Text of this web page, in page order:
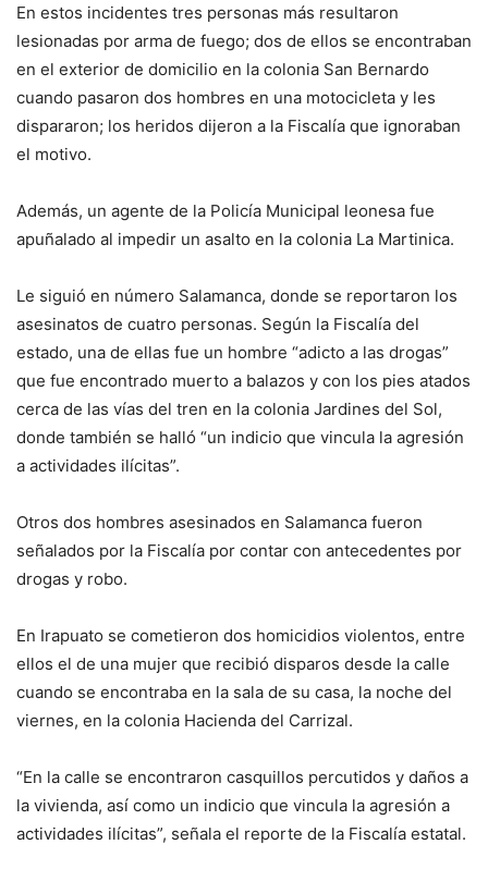
En estos incidentes tres personas más resultaron
lesionadas por arma de fuego; dos de ellos se encontraban
en el exterior de domicilio en la colonia San Bernardo
cuando pasaron dos hombres en una motocicleta y les
dispararon; los heridos dijeron a la Fiscalía que ignoraban
el motivo.
Además, un agente de la Policía Municipal leonesa fue
apuñalado al impedir un asalto en la colonia La Martinica.
Le siguió en número Salamanca, donde se reportaron los
asesinatos de cuatro personas. Según la Fiscalía del
estado, una de ellas fue un hombre “adicto a las drogas”
que fue encontrado muerto a balazos y con los pies atados
cerca de las vías del tren en la colonia Jardines del Sol,
donde también se halló “un indicio que vincula la agresión
a actividades ilícitas”.
Otros dos hombres asesinados en Salamanca fueron
señalados por la Fiscalía por contar con antecedentes por
drogas y robo.
En Irapuato se cometieron dos homicidios violentos, entre
ellos el de una mujer que recibió disparos desde la calle
cuando se encontraba en la sala de su casa, la noche del
viernes, en la colonia Hacienda del Carrizal.
“En la calle se encontraron casquillos percutidos y daños a
la vivienda, así como un indicio que vincula la agresión a
actividades ilícitas”, señala el reporte de la Fiscalía estatal.